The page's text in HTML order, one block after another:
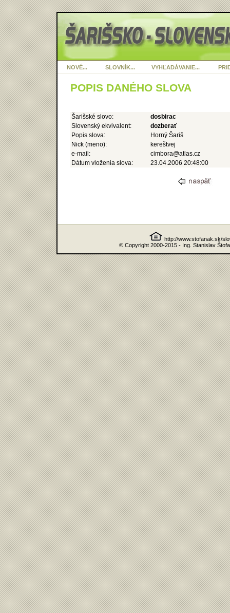
NOVÉ... SLOVNÍK... VYHĽADÁVANIE...
POPIS DANÉHO SLOVA
Šarišské slovo:
dosbirac
Slovenský ekvivalent:
dozberať
Popis slova:
Horný Šariš
Nick (meno):
kereštvej
e-mail:
cimbora@atlas.cz
Dátum vloženia slova:
23.04.2006 20:48:00
http://www.stofanak.sk/
© Copyright 2000-2015 - Ing. Stanislav